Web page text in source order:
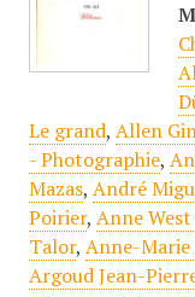
Le grand, Allen
- Photographie,
Mazas, André
Poirier, Anne
Talor, Anne-Marie
Argoud Jean-